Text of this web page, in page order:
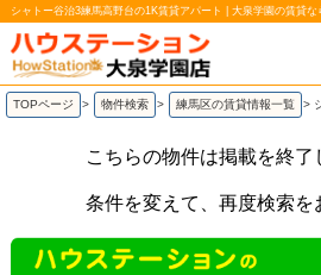
シャトー谷治3練馬高野台の1K賃貸アパート | 大泉学園の賃貸
TOPページ > 物件検索 > 練馬区の賃貸情報一覧 >
こちらの物件は掲載を終了
条件を変えて、再度検索を